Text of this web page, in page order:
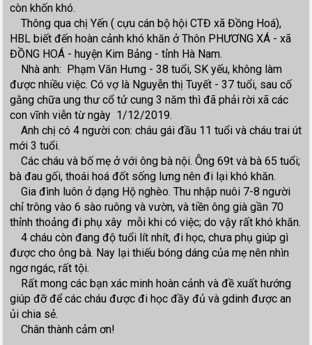
còn khốn khó.
Thông qua chị Yến ( cựu cán bộ hội CTĐ xã Đồng Hoá),
HBL biết đến hoàn cảnh khó khăn ở Thôn PHƯƠNG XÁ - xã
ĐỒNG HOÁ - huyện Kim Bảng - tỉnh Hà Nam.
Nhà anh: Phạm Văn Hưng - 38 tuổi, SK yếu, không làm
được nhiều việc. Có vợ là Nguyễn thị Tuyết - 37 tuổi, sau cố
gằng chữa ung thư cổ tử cung 3 năm thì đã phải rời xã các
con vĩnh viễn từ ngày 1/12/2019.
Anh chị có 4 người con: cháu gái đầu 11 tuổi và cháu trai út
mới 3 tuổi.
Các cháu và bố mẹ ở với ông bà nội. Ông 69t và bà 65 tuổi;
bà đau gối, thoái hoá đốt sống lưng nên đi lại khó khăn.
Gia đình luôn ở dạng Hộ nghèo. Thu nhập nuôi 7-8 người
chỉ trông vào 6 sào ruông và vườn, và tiền ông già gần 70
thỉnh thoảng đi phụ xây mỗi khi có việc; do vậy rất khó khăn.
4 cháu còn đang độ tuổi lít nhít, đi học, chưa phụ giúp gì
được cho ông bà. Nay lại thiếu bóng dáng của mẹ nên nhìn
ngơ ngác, rất tội.
Rất mong các bạn xác minh hoàn cảnh và đề xuất hướng
giúp đỡ để các cháu được đi học đầy đủ và gdinh được an
ủi chia sẻ.
Chân thành cảm ơn!